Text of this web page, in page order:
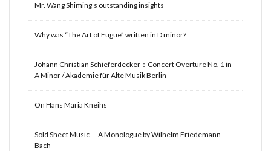
Mr. Wang Shiming’s outstanding insights
Why was “The Art of Fugue” written in D minor?
Johann Christian Schieferdecker：Concert Overture No. 1 in
A Minor / Akademie für Alte Musik Berlin
On Hans Maria Kneihs
Sold Sheet Music — A Monologue by Wilhelm Friedemann
Bach